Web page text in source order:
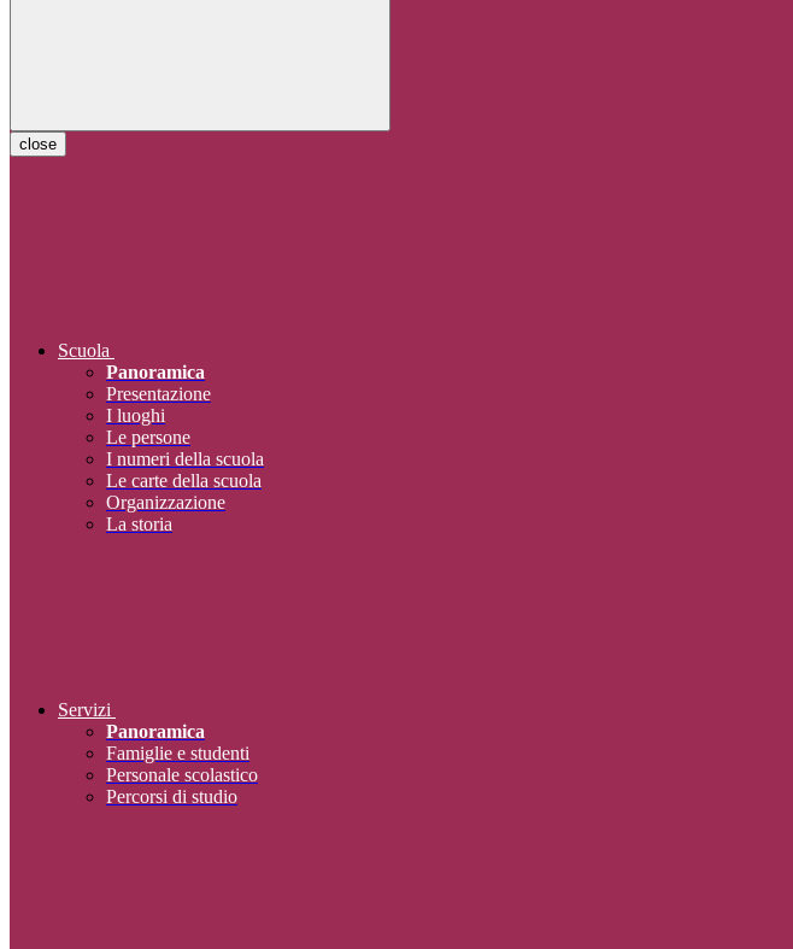
close
Scuola
Panoramica
Presentazione
I luoghi
Le persone
I numeri della scuola
Le carte della scuola
Organizzazione
La storia
Servizi
Panoramica
Famiglie e studenti
Personale scolastico
Percorsi di studio